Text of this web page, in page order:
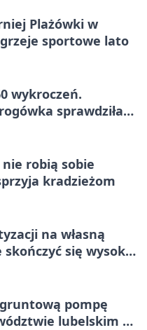
Plażówki w
sportowe lato
wykroczeń.
sprawdziła
robią sobie
kradzieżom
na własną
skończyć się wysoką
pompę
lubelskim -